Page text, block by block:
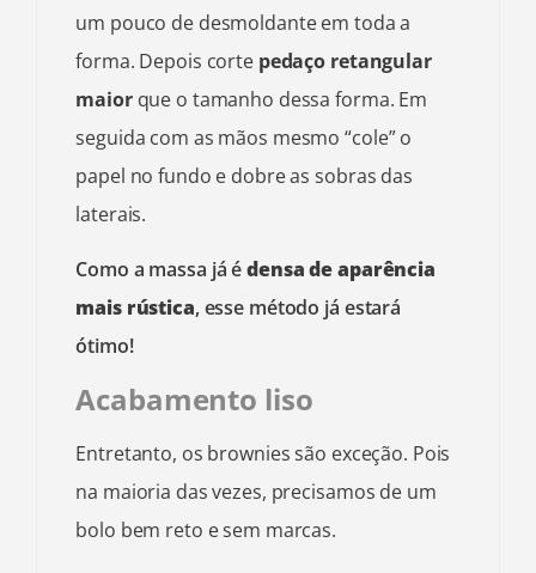
um pouco de desmoldante em toda a
forma. Depois corte pedaço retangular
maiorque o tamanho dessa forma. Em
seguida com as mãos mesmo “cole” o
papel no fundo e dobre as sobras das
laterais.
Como a massa já édensa de aparência
mais rústica, esse método já estará
ótimo!
Acabamento liso
Entretanto, os brownies são exceção. Pois
na maioria das vezes, precisamos de um
bolo bem reto e sem marcas.